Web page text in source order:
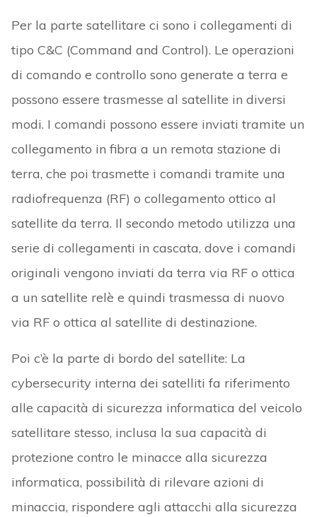
Per la parte satellitare ci sono i collegamenti di
tipo C&C (Command and Control). Le operazioni
di comando e controllo sono generate a terra e
possono essere trasmesse al satellite in diversi
modi. I comandi possono essere inviati tramite un
collegamento in fibra a un remota stazione di
terra, che poi trasmette i comandi tramite una
radiofrequenza (RF) o collegamento ottico al
satellite da terra. Il secondo metodo utilizza una
serie di collegamenti in cascata, dove i comandi
originali vengono inviati da terra via RF o ottica
a un satellite relè e quindi trasmessa di nuovo
via RF o ottica al satellite di destinazione.
Poi c’è la parte di bordo del satellite: La
cybersecurity interna dei satelliti fa riferimento
alle capacità di sicurezza informatica del veicolo
satellitare stesso, inclusa la sua capacità di
protezione contro le minacce alla sicurezza
informatica, possibilità di rilevare azioni di
minaccia, rispondere agli attacchi alla sicurezza